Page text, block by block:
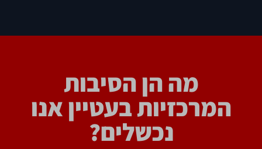
מה הן הסיבות
המרכזיות בעטיין אנו
נכשלים?